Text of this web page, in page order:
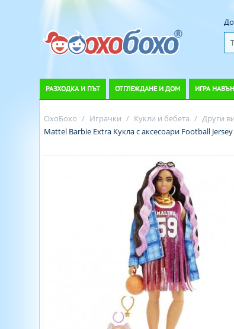
РАЗХОДКА И ПЪТ ОТГЛЕЖДАНЕ И ДОМ ИГРА НАВЪН
ОхоБохо / Играчки / Кукли и бебета / Други
Mattel Barbie Extra Кукла с аксесоари Football Jersey